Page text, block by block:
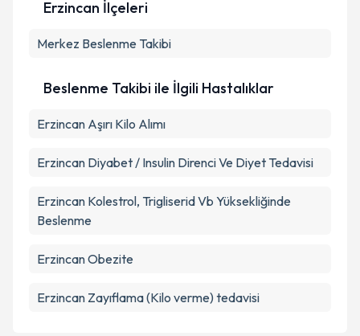
Metni'ni okudum ve kişisel verilerimin belirtilen
Erzincan İlçeleri
Merkez Beslenme Takibi
Beslenme Takibi ile İlgili Hastalıklar
Erzincan Aşırı Kilo Alımı
Erzincan Diyabet / Insulin Direnci Ve Diyet Tedavisi
Erzincan Kolestrol, Trigliserid Vb Yüksekliğinde
Beslenme
Erzincan Obezite
Erzincan Zayıflama (Kilo verme) tedavisi